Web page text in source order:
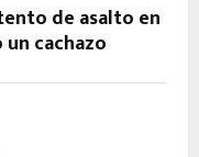
de asalto en
cachazo